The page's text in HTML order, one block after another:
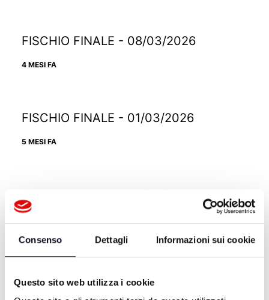
Consenso Dettagli Informazioni sui cookie
Questo sito web utilizza i cookie
FISCHIO FINALE - 08/03/2026
4 MESI FA
FISCHIO FINALE - 01/03/2026
5 MESI FA